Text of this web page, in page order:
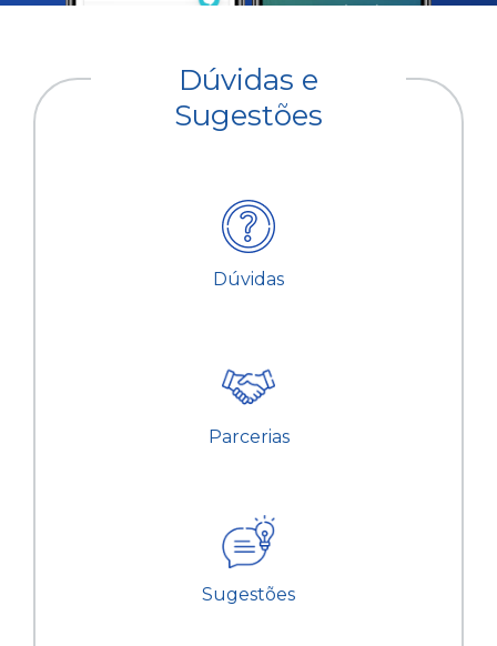
Dúvidas e
Sugestões
Dúvidas
Parcerias
Sugestões